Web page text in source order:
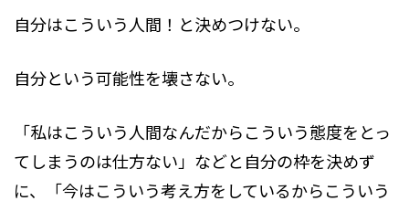
自分はこういう人間！と決めつけない。
自分という可能性を壊さない。
「私はこういう人間なんだからこういう態度をとっ
てしまうのは仕方ない」などと自分の枠を決めず
に、「今はこういう考え方をしているからこういう